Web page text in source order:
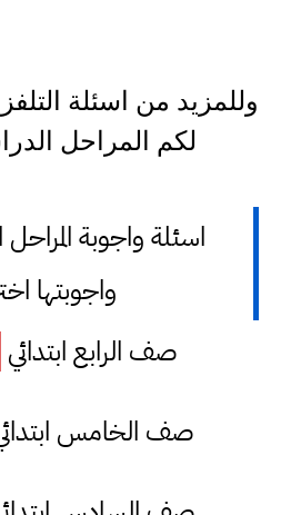
وللمزيد من اسئلة
لكم المراحل
اسئلة واجوبة
واجوبتها
صف الرابع ابتدائي
صف الخامس